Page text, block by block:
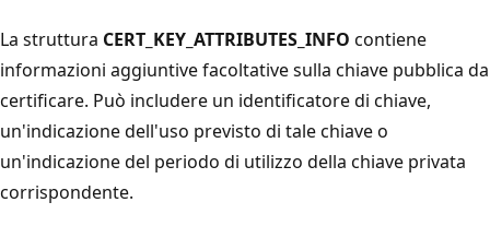
La struttura CERT_KEY_ATTRIBUTES_INFO contiene
informazioni aggiuntive facoltative sulla chiave pubblica da
certificare. Può includere un identificatore di chiave,
un'indicazione dell'uso previsto di tale chiave o
un'indicazione del periodo di utilizzo della chiave privata
corrispondente.